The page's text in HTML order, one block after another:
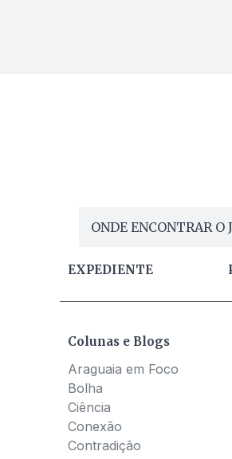
ONDE ENCONTRAR O
EXPEDIENTE
Colunas e Blogs
Araguaia em Foco
Bolha
Ciência
Conexão
Contradição